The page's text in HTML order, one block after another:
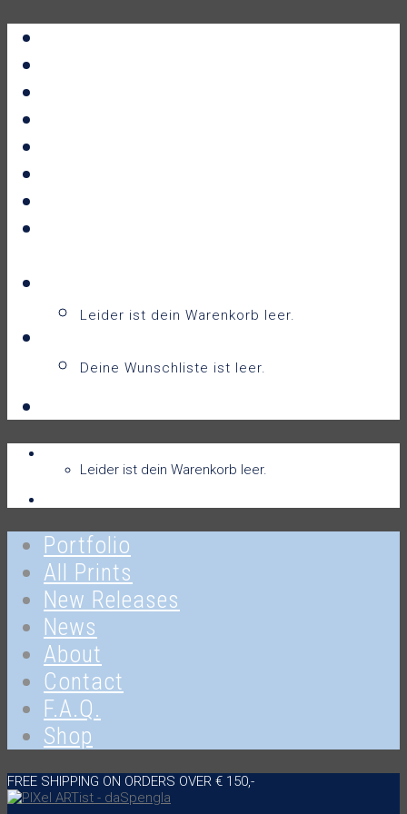
Leider ist dein Warenkorb leer.
Deine Wunschliste ist leer.
Leider ist dein Warenkorb leer.
Portfolio
All Prints
New Releases
News
About
Contact
F.A.Q.
Shop
FREE SHIPPING ON ORDERS OVER € 150,-